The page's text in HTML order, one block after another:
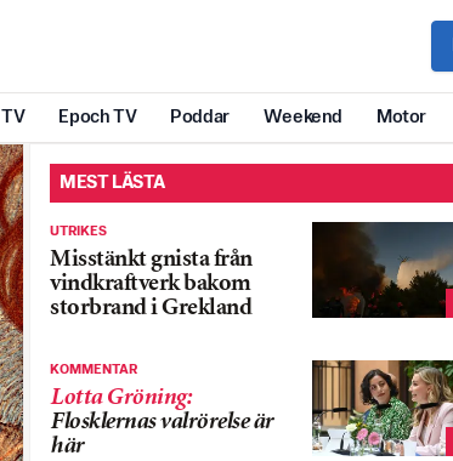
TV Epoch TV Poddar Weekend Motor
MEST LÄSTA
UTRIKES
Misstänkt gnista från
vindkraftverk bakom
storbrand i Grekland
KOMMENTAR
Lotta Gröning:
Flosklernas valrörelse är
här